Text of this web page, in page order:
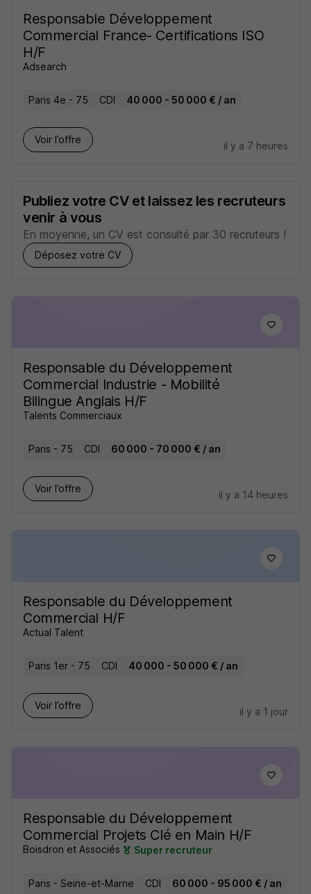
Responsable Développement
Commercial France- Certifications ISO
H/F
Adsearch
Paris 4e - 75 CDI 40 000 - 50 000 € / an
Voir l’offre
il y a 7 heures
Publiez votre CV et laissez les recruteurs
venir à vous
En moyenne, un CV est consulté par 30 recruteurs !
Déposez votre CV
Responsable du Développement
Commercial Industrie - Mobilité
Bilingue Anglais H/F
Talents Commerciaux
Paris - 75 CDI 60 000 - 70 000 € / an
Voir l’offre
il y a 14 heures
Responsable du Développement
Commercial H/F
Actual Talent
Paris 1er - 75 CDI 40 000 - 50 000 € / an
Voir l’offre
il y a 1 jour
Responsable du Développement
Commercial Projets Clé en Main H/F
Boisdron et Associés Super recruteur
Paris - Seine-et-Marne CDI
60 000 - 95 000 € / an